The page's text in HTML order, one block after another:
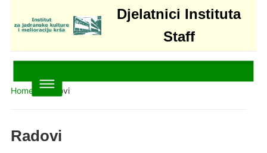
Djelatnici Instituta
Staff
Home »Radovi
Radovi